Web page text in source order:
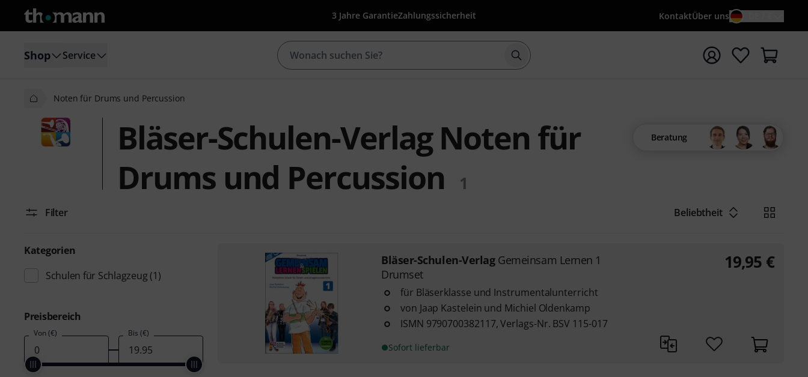
3 Jahre GarantieZahlungssicherheit KontaktÜber uns
Shop Service Suche mit Suchwort {searchTerm} starten
Noten für Drums und Percussion
Bläser-Schulen-Verlag Noten für
Drums und Percussion
1
Beratung
Filter Beliebtheit
Kategorien
Schulen für Schlagzeug (1)
Preisbereich
Von (€) Bis (€)
Bläser-Schulen-Verlag Gemeinsam Lernen 1
Drumset
für Bläserklasse und Instrumentalunterricht
von Jaap Kastelein und Michiel Oldenkamp
ISMN 9790700382117, Verlags-Nr. BSV 115-017
Sofort lieferbar
19,95 €